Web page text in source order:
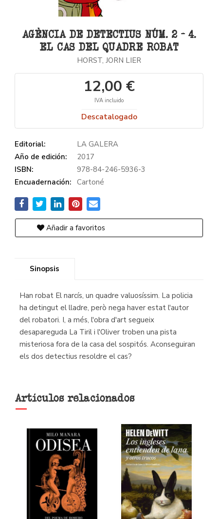
AGÈNCIA DE DETECTIUS NÚM. 2 - 4.
EL CAS DEL QUADRE ROBAT
HORST, JORN LIER
12,00 €
IVA incluido
Descatalogado
Editorial:
LA GALERA
Año de edición:
2017
ISBN:
978-84-246-5936-3
Encuadernación: Cartoné
Añadir a favoritos
Sinopsis
Han robat El narcís, un quadre valuosíssim. La policia
ha detingut el lladre, però nega haver estat l'autor
del robatori. I, a més, l'obra d'art segueix
desapareguda La Tiril i l'Oliver troben una pista
misteriosa fora de la casa del sospitós. Aconseguiran
els dos detectius resoldre el cas?
Artículos relacionados